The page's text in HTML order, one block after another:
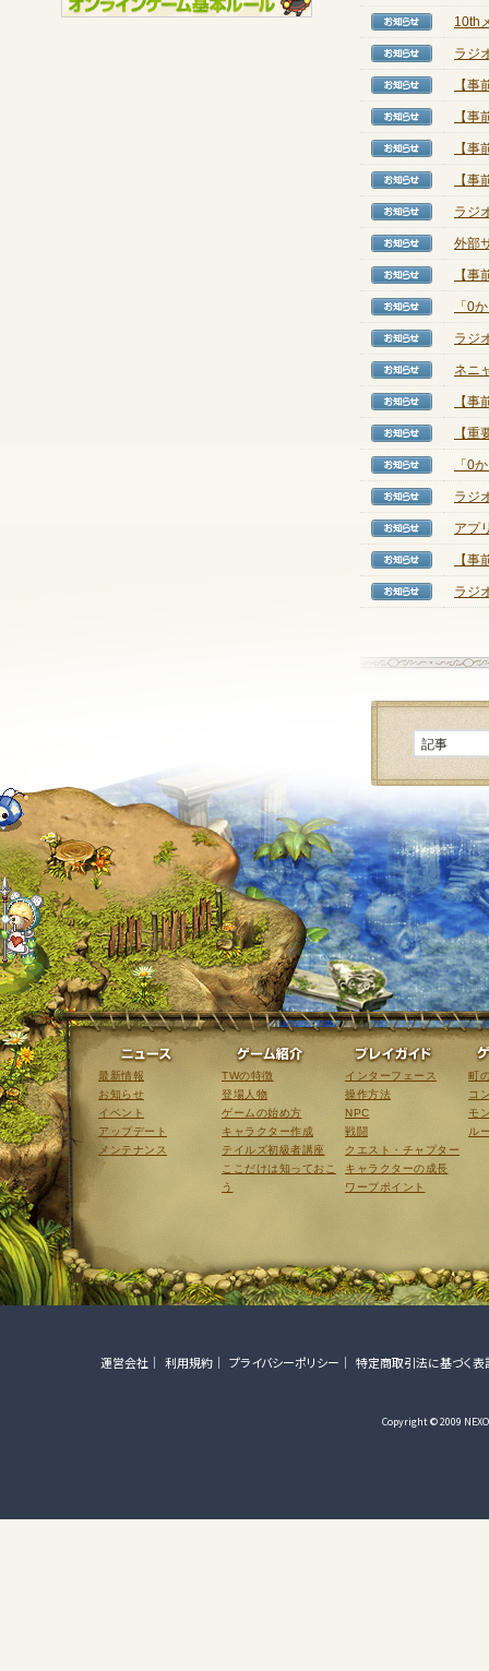
【お
10th
【お
ラジ
【お
【
【お
【
【お
【
【お
【
【お
ラジ
【お
外部
【お
【
【お
「0
【お
ラジ
【お
ネニ
【お
【
【お
【
【お
「0
【お
ラジ
【お
アプ
【お
【
【お
ラジ
ニュース
最新情報
お知らせ
イベント
アップデート
メンテナンス
ゲーム紹介
TWの特徴
登場人物
ゲームの始め方
キャラクター作成
テイルズ初級者講座
ここだけは知っておこ
う
インターフェース
操作方法
NPC
戦闘
クエスト・チャプター
キャラクターの成長
ワープポイント
町
コ
モ
ル
運営会社 利用規約 プライバシーポリシー 特定商取引法に基づく表
Copyright © 2009